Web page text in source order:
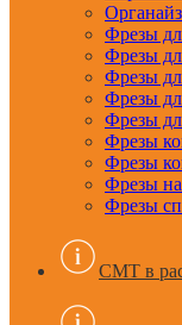
Фрезы
Фрезы
Фрезы
Фрезы
Фрезы
Фрезы
Фрезы
Фрезы
Фрезы
CMT в